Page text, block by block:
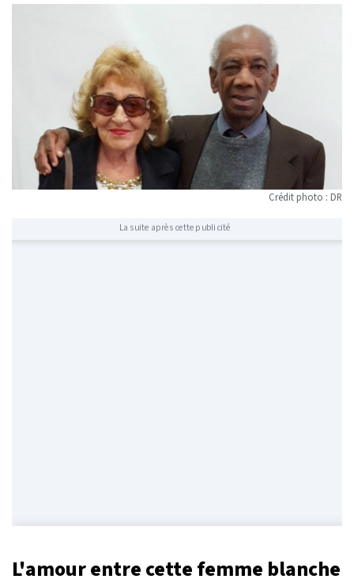
Crédit photo : DR
La suite après cette publicité
L'amour entre cette femme blanche